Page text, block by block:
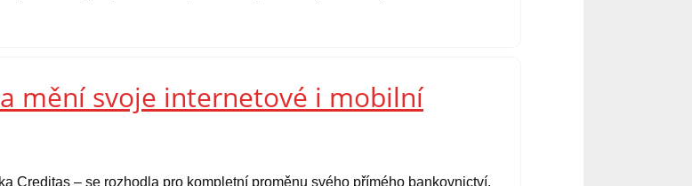
mění svoje internetové i mobilní
Creditas – se rozhodla pro kompletní proměnu svého přímého bankovnictví.